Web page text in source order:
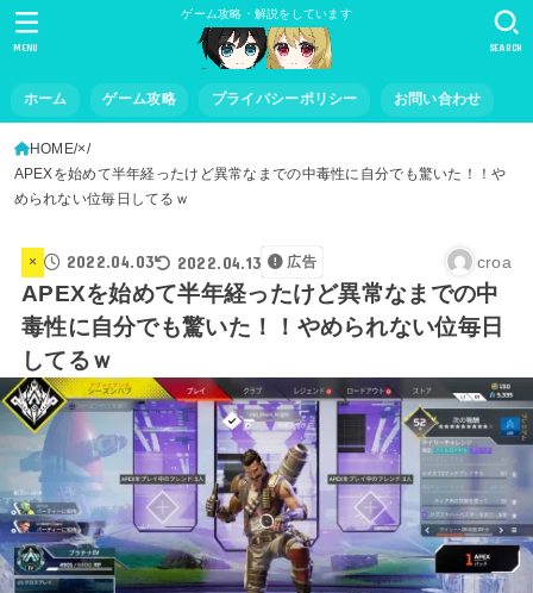
ゲーム攻略・解説をしています
ホーム ゲーム攻略 プライバシーポリシー お問い合わせ
SEARCH
MENU
HOME ×
APEXを始めて半年経ったけど異常なまでの中毒性に自分でも驚いた！！や
められない位毎日してるｗ
× 2022.04.03 2022.04.13 広告 croa
APEXを始めて半年経ったけど異常なまでの中
毒性に自分でも驚いた！！やめられない位毎日
してるｗ